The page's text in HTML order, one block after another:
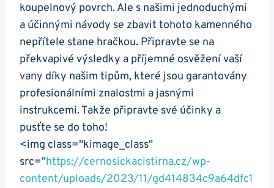
koupelnový povrch. Ale s našimi jednoduchými
a účinnými návody se zbavit tohoto kamenného
nepřítele stane hračkou. Připravte se na
překvapivé výsledky a příjemné osvěžení vaší
vany díky našim tipům, které jsou garantovány
profesionálními znalostmi a jasnými
instrukcemi. Takže připravte své účinky a
pusťte se do toho!
<img class="kimage_class"
src="https://cernosickacistirna.cz/wp-
content/uploads/2023/11/gd414834c9a64dfc1